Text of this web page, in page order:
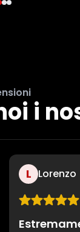
i
L Lorenzo